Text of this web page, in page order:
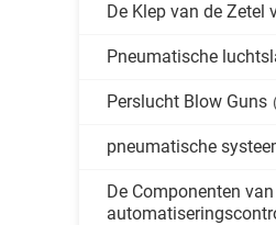
De Klep van de Zetel
Pneumatische
Perslucht Blow Guns
pneumatische
De Componenten